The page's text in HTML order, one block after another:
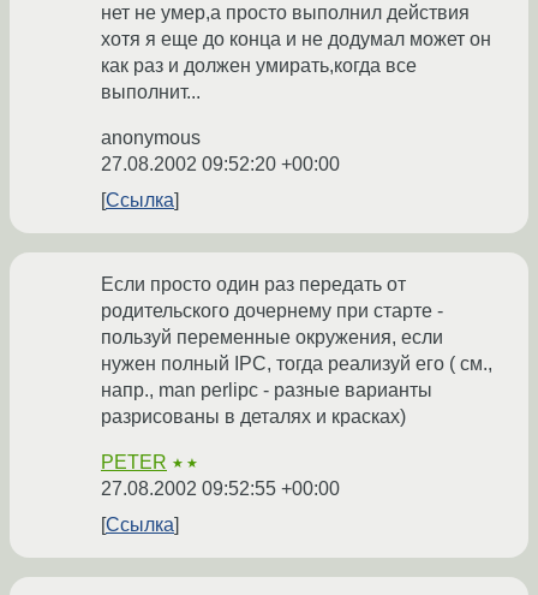
нет не умер,а просто выполнил действия
хотя я еще до конца и не додумал может он
как раз и должен умирать,когда все
выполнит...
anonymous
27.08.2002 09:52:20 +00:00
Ссылка
Если просто один раз передать от
родительского дочернему при старте -
пользуй переменные окружения, если
нужен полный IPC, тогда реализуй его ( см.,
напр., man perlipc - разные варианты
разрисованы в деталях и красках)
PETER ★★
27.08.2002 09:52:55 +00:00
Ссылка